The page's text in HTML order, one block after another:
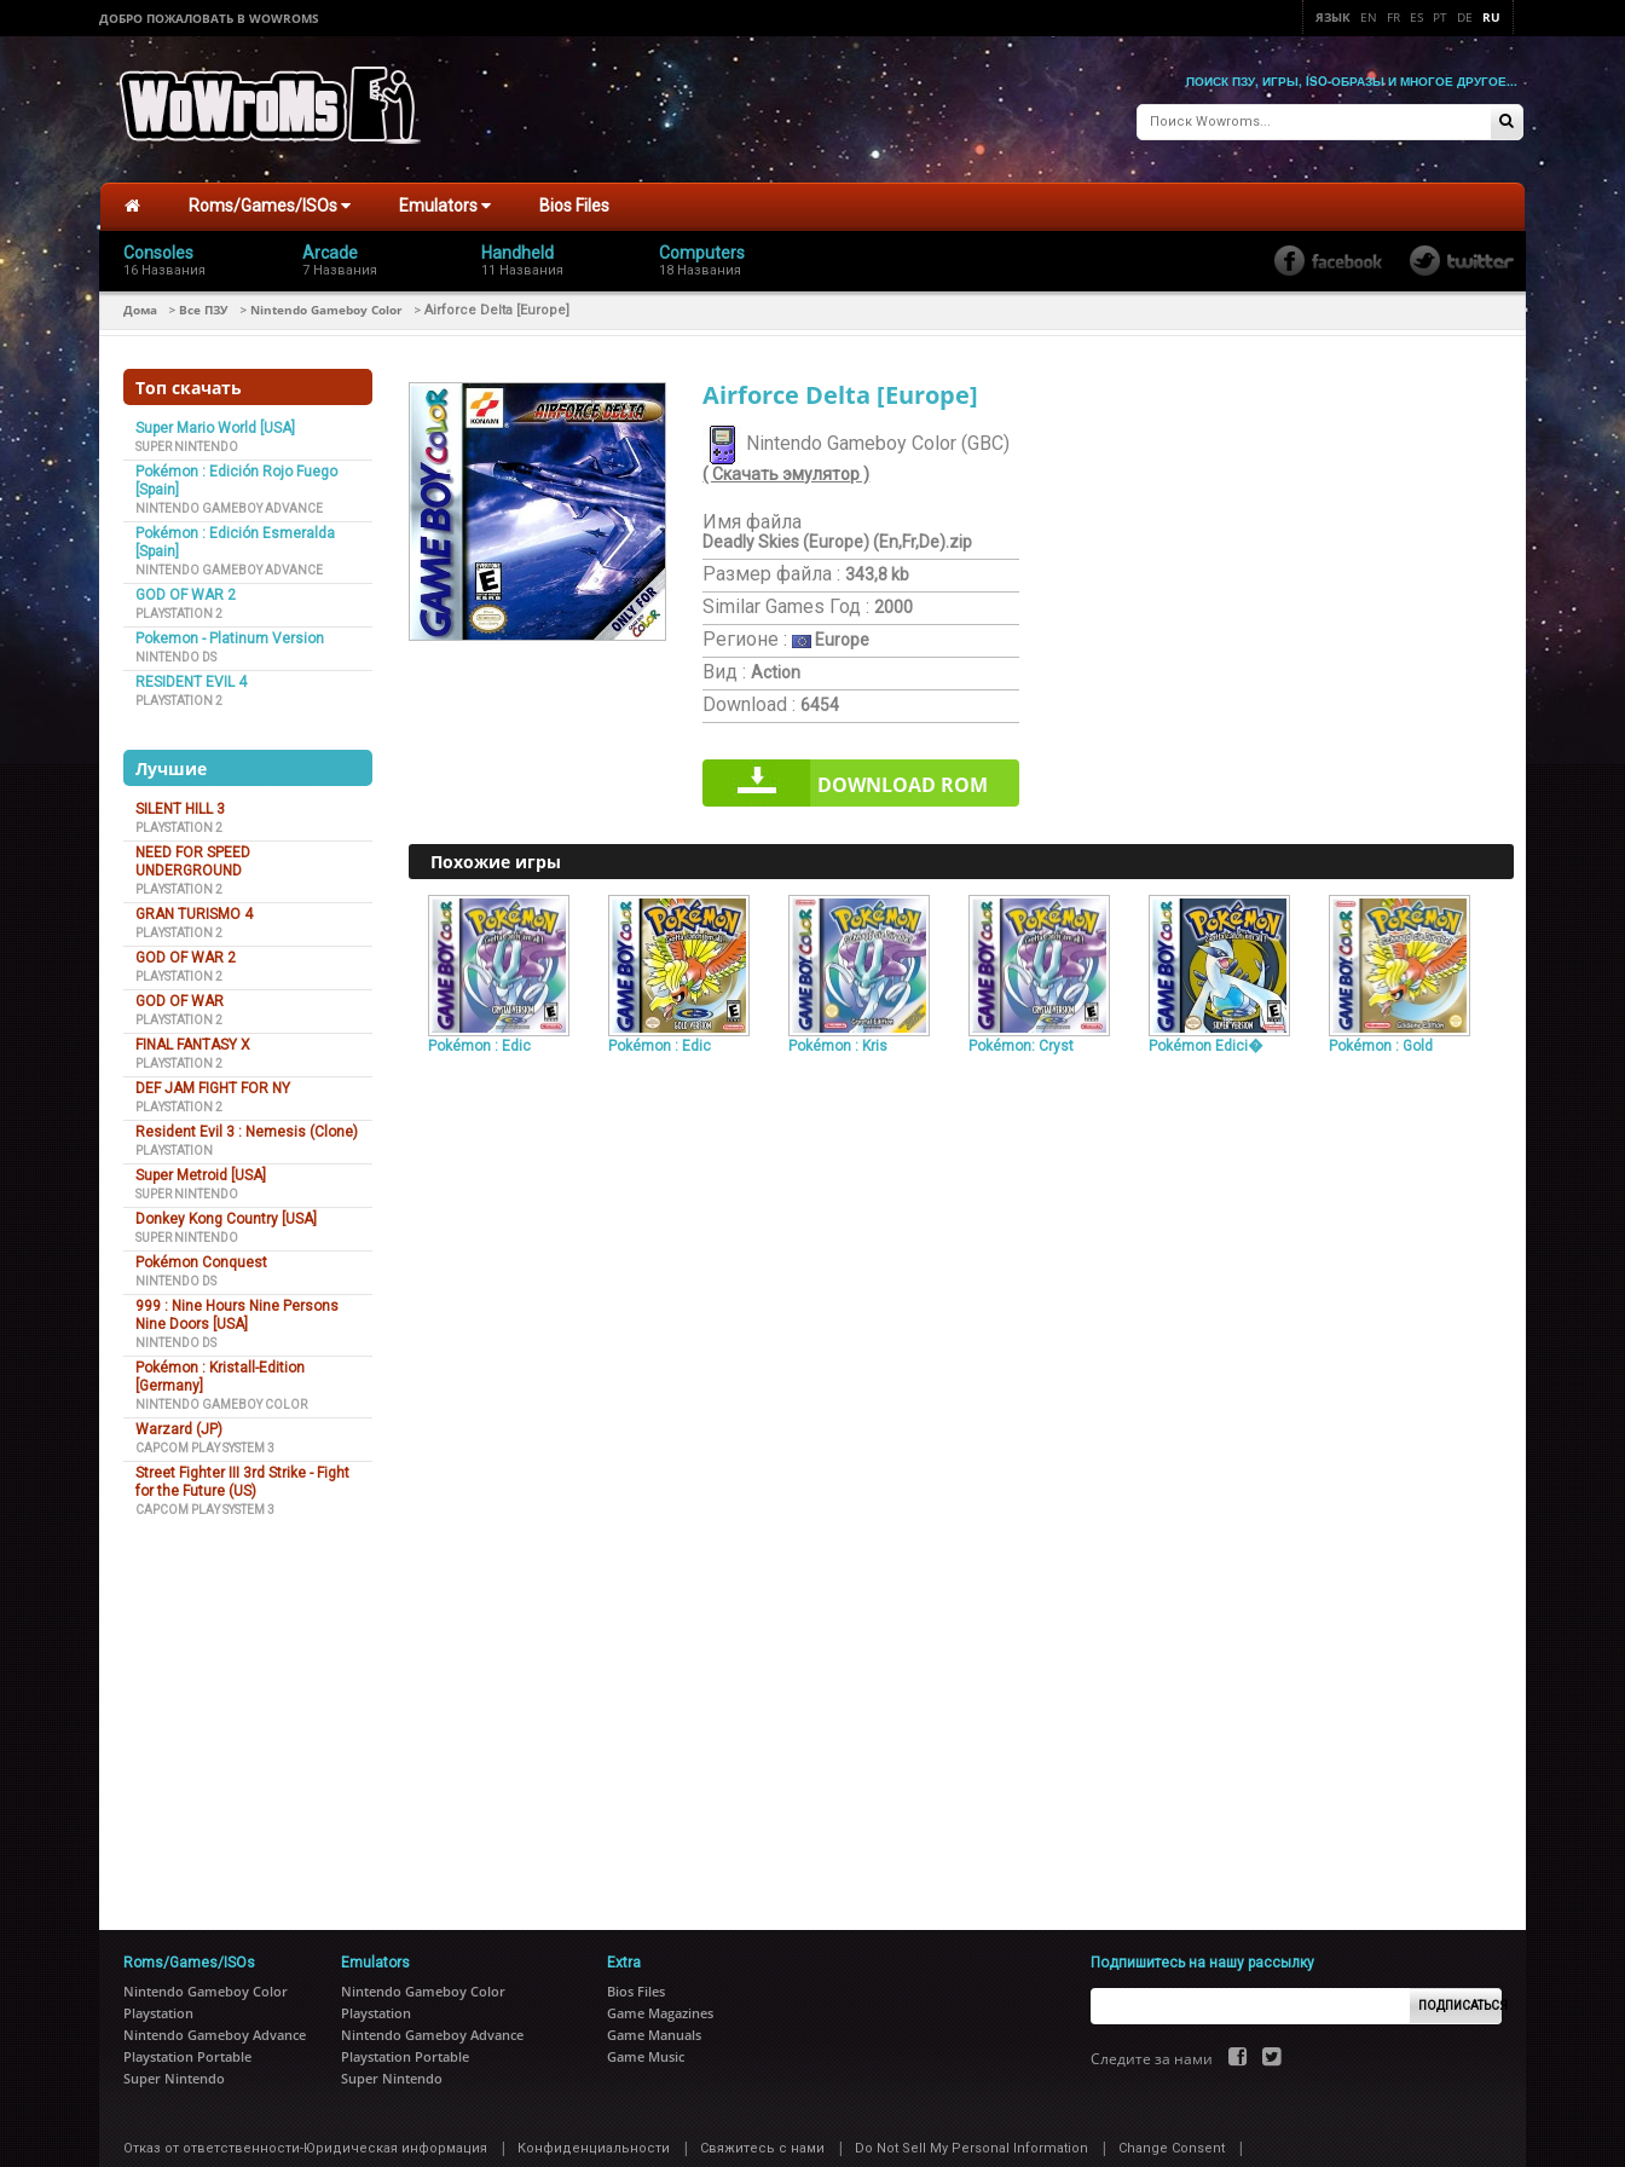
ДОБРО ПОЖАЛОВАТЬ В WOWROMS ЯЗЫК EN FR ES PT DE RU
ПОИСК ПЗУ, ИГРЫ, ISO-ОБРАЗЫ И МНОГОЕ ДРУГОЕ...
Roms/Games/ISOs Emulators Bios Files
Consoles
16 Названия
Arcade
7 Названия
Handheld
11 Названия
Computers
18 Названия
Дома > Все ПЗУ > Nintendo Gameboy Color > Airforce Delta [Europe]
Топ скачать
Super Mario World [USA]
SUPER NINTENDO
Pokémon : Edición Rojo Fuego
[Spain]
NINTENDO GAMEBOY ADVANCE
Pokémon : Edición Esmeralda
[Spain]
NINTENDO GAMEBOY ADVANCE
GOD OF WAR 2
PLAYSTATION 2
Pokemon - Platinum Version
NINTENDO DS
RESIDENT EVIL 4
PLAYSTATION 2
Лучшие
SILENT HILL 3
PLAYSTATION 2
NEED FOR SPEED
UNDERGROUND
PLAYSTATION 2
GRAN TURISMO 4
PLAYSTATION 2
GOD OF WAR 2
PLAYSTATION 2
GOD OF WAR
PLAYSTATION 2
FINAL FANTASY X
PLAYSTATION 2
DEF JAM FIGHT FOR NY
PLAYSTATION 2
Resident Evil 3 : Nemesis (Clone)
PLAYSTATION
Super Metroid [USA]
SUPER NINTENDO
Donkey Kong Country [USA]
SUPER NINTENDO
Pokémon Conquest
NINTENDO DS
999 : Nine Hours Nine Persons
Nine Doors [USA]
NINTENDO DS
Pokémon : Kristall-Edition
[Germany]
NINTENDO GAMEBOY COLOR
Warzard (JP)
CAPCOM PLAY SYSTEM 3
Street Fighter III 3rd Strike - Fight
for the Future (US)
CAPCOM PLAY SYSTEM 3
Airforce Delta [Europe]
Nintendo Gameboy Color (GBC)
( Скачать эмулятор )
Имя файла
Deadly Skies (Europe) (En,Fr,De).zip
Размер файла : 343,8 kb
Similar Games Год : 2000
Регионе : Europe
Вид : Action
Download : 6454
DOWNLOAD ROM
Похожие игры
Pokémon : Edic Pokémon : Edic Pokémon : Kris Pokémon: Cryst Pokémon Edici� Pokémon : Gold
Roms/Games/ISOs
Nintendo Gameboy Color
Playstation
Nintendo Gameboy Advance
Playstation Portable
Super Nintendo
Emulators
Nintendo Gameboy Color
Playstation
Nintendo Gameboy Advance
Playstation Portable
Super Nintendo
Extra
Bios Files
Game Magazines
Game Manuals
Game Music
Подпишитесь на нашу рассылку
ПОДПИСАТЬСЯ
Следите за нами
Отказ от ответственности-Юридическая информация | Конфиденциальности | Свяжитесь с нами | Do Not Sell My Personal Information | Change Consent |